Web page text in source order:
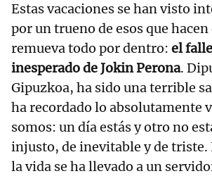
Estas vacaciones se han visto
por un trueno de esos que hacen
remueva todo por dentro: el
inesperado de Jokin Perona.
Gipuzkoa, ha sido una terrible
ha recordado lo absolutamente
somos: un día estás y otro no
injusto, de inevitable y de triste.
la vida se ha llevado a un